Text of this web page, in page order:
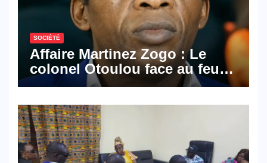
SOCIÉTÉ
Affaire Martinez Zogo : Le
colonel Otoulou face au feu
croisé des avocats de la